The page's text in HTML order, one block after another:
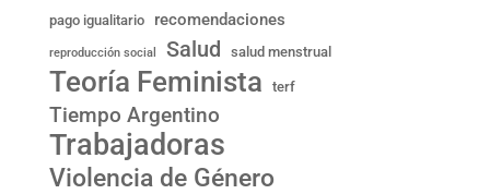
pago igualitario recomendaciones
reproducción social Salud salud menstrual
Teoría Feminista terf
Tiempo Argentino
Trabajadoras
Violencia de Género